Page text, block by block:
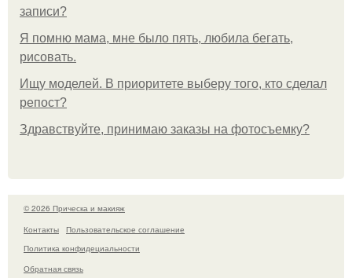
записи?
Я помню мама, мне было пять, любила бегать,
рисовать.
Ищу моделей. В приоритете выберу того, кто сделал
репост?
Здравствуйте, принимаю заказы на фотосъемку?
© 2026 Прическа и макияж
Контакты
Пользовательское соглашение
Политика конфидециальности
Обратная связь